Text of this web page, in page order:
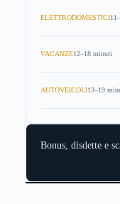
ELETTRODOMESTICI
VACANZE12–18 minuti
AUTOVEICOLI13–19
Bonus, disdette e